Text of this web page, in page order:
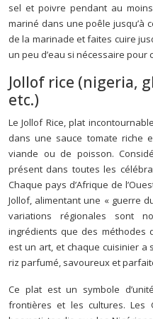
sel et poivre pendant au
mariné dans une poêle jusqu’à
de la marinade et faites cuire
un peu d’eau si nécessaire pour
Jollof rice (nigeria,
etc.)
Le Jollof Rice, plat
dans une sauce tomate riche
viande ou de poisson.
présent dans toutes les
Chaque pays d’Afrique de
Jollof, alimentant une « guerre
variations régionales sont
ingrédients que des méthodes
est un art, et chaque cuisinier
riz parfumé, savoureux et
Ce plat est un symbole
frontières et les cultures. Les